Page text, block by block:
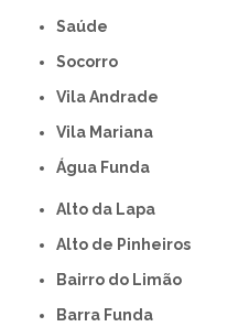
Saúde
Socorro
Vila Andrade
Vila Mariana
Água Funda
Alto da Lapa
Alto de Pinheiros
Bairro do Limão
Barra Funda